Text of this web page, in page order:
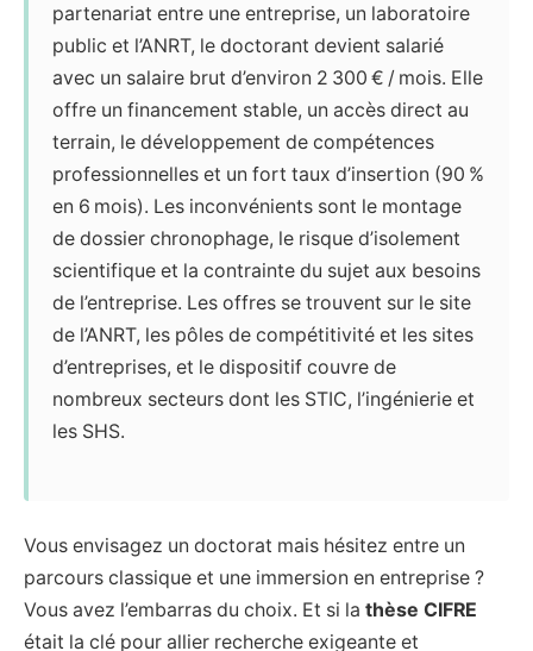
partenariat entre une entreprise, un laboratoire
public et l’ANRT, le doctorant devient salarié
avec un salaire brut d’environ 2 300 € / mois. Elle
offre un financement stable, un accès direct au
terrain, le développement de compétences
professionnelles et un fort taux d’insertion (90 %
en 6 mois). Les inconvénients sont le montage
de dossier chronophage, le risque d’isolement
scientifique et la contrainte du sujet aux besoins
de l’entreprise. Les offres se trouvent sur le site
de l’ANRT, les pôles de compétitivité et les sites
d’entreprises, et le dispositif couvre de
nombreux secteurs dont les STIC, l’ingénierie et
les SHS.
Vous envisagez un doctorat mais hésitez entre un
parcours classique et une immersion en entreprise ?
Vous avez l’embarras du choix. Et si la thèse CIFRE
était la clé pour allier recherche exigeante et